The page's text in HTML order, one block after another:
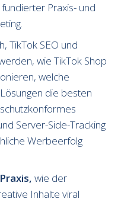
Praxis- und
TikTok SEO und
wie TikTok Shop
welche
die besten
Server-Side-Tracking
Werbeerfolg
wie der
Inhalte viral